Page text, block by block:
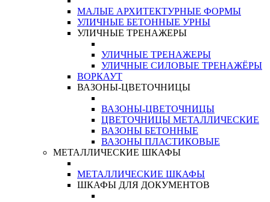
МАЛЫЕ АРХИТЕКТУРНЫЕ ФОРМЫ
УЛИЧНЫЕ БЕТОННЫЕ УРНЫ
УЛИЧНЫЕ ТРЕНАЖЕРЫ
УЛИЧНЫЕ ТРЕНАЖЕРЫ
УЛИЧНЫЕ СИЛОВЫЕ ТРЕНАЖЁРЫ
ВОРКАУТ
ВАЗОНЫ-ЦВЕТОЧНИЦЫ
ВАЗОНЫ-ЦВЕТОЧНИЦЫ
ЦВЕТОЧНИЦЫ МЕТАЛЛИЧЕСКИЕ
ВАЗОНЫ БЕТОННЫЕ
ВАЗОНЫ ПЛАСТИКОВЫЕ
МЕТАЛЛИЧЕСКИЕ ШКАФЫ
МЕТАЛЛИЧЕСКИЕ ШКАФЫ
ШКАФЫ ДЛЯ ДОКУМЕНТОВ